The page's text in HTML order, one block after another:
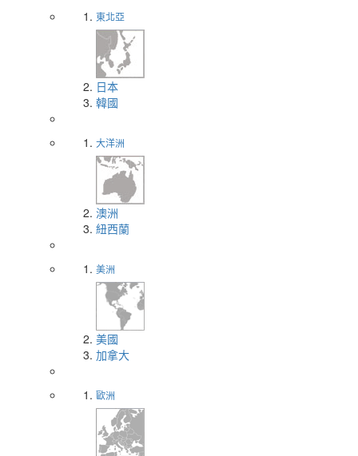
東北亞
日本
韓國
大洋洲
澳洲
紐西蘭
美洲
美國
加拿大
歐洲